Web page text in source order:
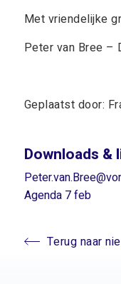
Met vriendelijke
Peter van Bree –
Geplaatst door:
Downloads &
Agenda 7 feb
Terug naar